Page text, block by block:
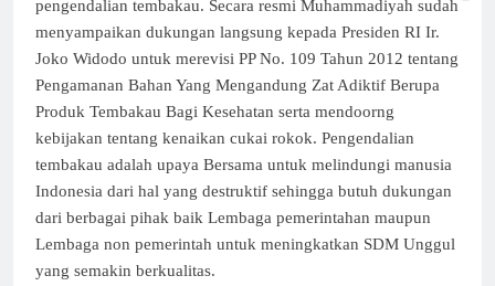
pengendalian tembakau. Secara resmi Muhammadiyah sudah
menyampaikan dukungan langsung kepada Presiden RI Ir.
Joko Widodo untuk merevisi PP No. 109 Tahun 2012 tentang
Pengamanan Bahan Yang Mengandung Zat Adiktif Berupa
Produk Tembakau Bagi Kesehatan serta mendoorng
kebijakan tentang kenaikan cukai rokok. Pengendalian
tembakau adalah upaya Bersama untuk melindungi manusia
Indonesia dari hal yang destruktif sehingga butuh dukungan
dari berbagai pihak baik Lembaga pemerintahan maupun
Lembaga non pemerintah untuk meningkatkan SDM Unggul
yang semakin berkualitas.